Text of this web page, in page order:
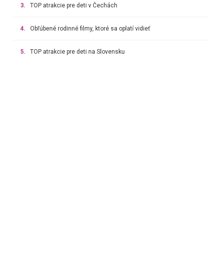
3. TOP atrakcie pre deti v Čechách
4. Obľúbené rodinné filmy, ktoré sa oplatí vidieť
5. TOP atrakcie pre deti na Slovensku